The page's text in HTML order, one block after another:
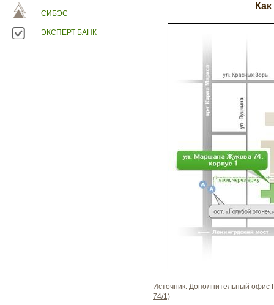
СИБЭС
ЭКСПЕРТ БАНК
Источник: Дополнительный офис
74/1)